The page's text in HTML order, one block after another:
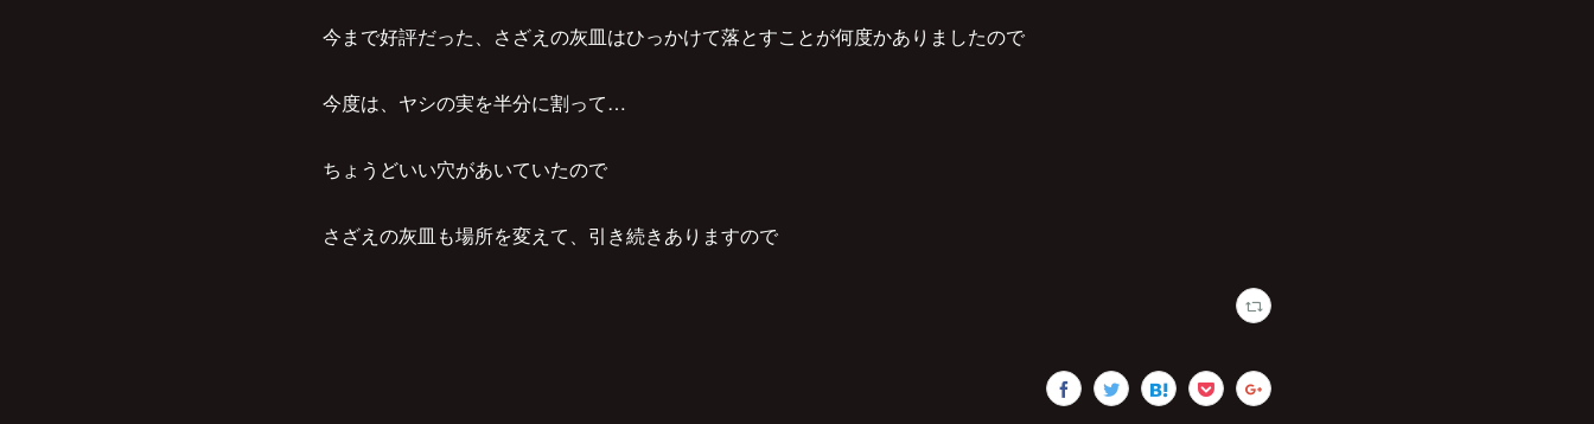
今まで好評だった、さざえの灰皿はひっかけて落とすことが何度かありましたので
今度は、ヤシの実を半分に割って…
ちょうどいい穴があいていたので
さざえの灰皿も場所を変えて、引き続きありますので